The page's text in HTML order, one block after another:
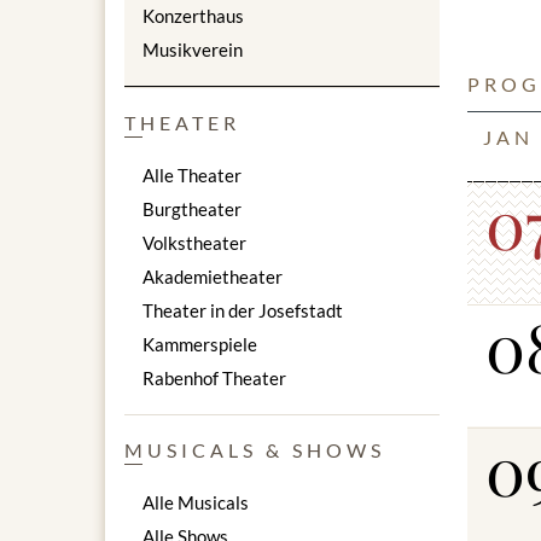
Die Sala
Sie
Im
einige
Geist
Im Stil
JAN
Konzerthaus
Musikverein
THEATER
Alle Theater
Burgtheater
Volkstheater
Akademietheater
Theater in der Josefstadt
Kammerspiele
Rabenhof Theater
MUSICALS & SHOWS
Alle Musicals